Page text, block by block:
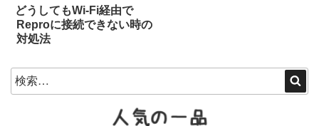
稿
日:
どうしてもWi-Fi経由で
Reproに接続できない時の
対処法
検
索:
索